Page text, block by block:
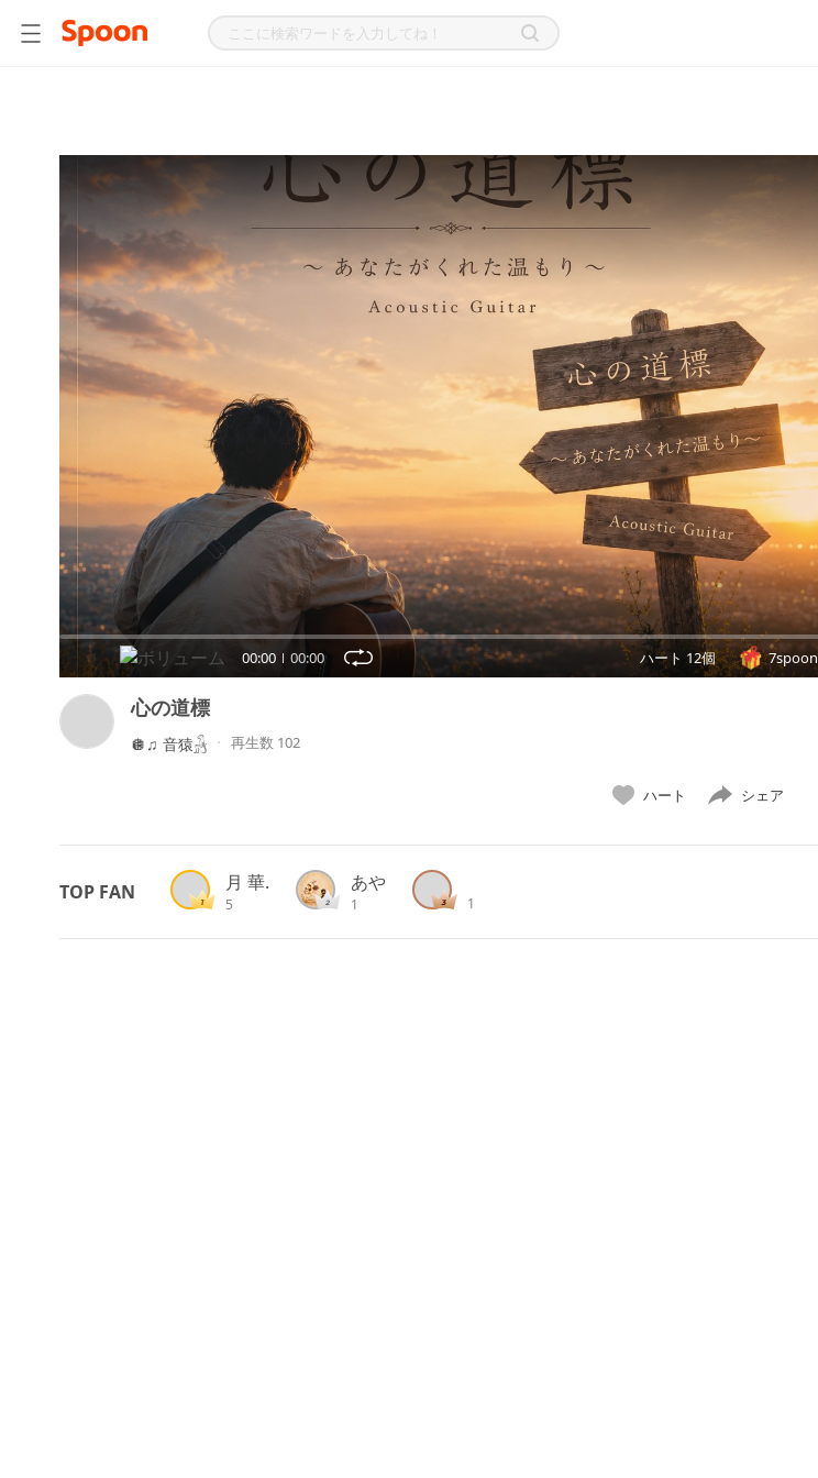
00:00 00:00 ハート 12個 7spoon
心の道標
🪩♫ 音猿𓃻 再生数 102
ハート シェア
TOP FAN 月 華.
5
あや
1 1